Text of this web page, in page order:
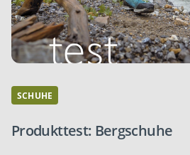
SCHUHE
Produkttest: Bergschuhe